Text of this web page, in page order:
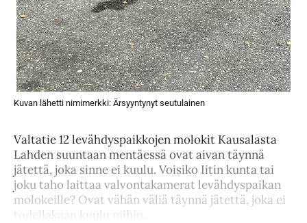
Kuvan lähetti nimimerkki: Ärsyyntynyt seutulainen
Valtatie 12 levähdyspaikkojen molokit Kausalasta
Lahden suuntaan mentäessä ovat aivan täynnä
jätettä, joka sinne ei kuulu. Voisiko Iitin kunta tai
joku taho laittaa valvontakamerat levähdyspaikan
molokeille? Ovat vähän väliä täynnä jätettä, joka ei
todellakaan kuulu niihin.